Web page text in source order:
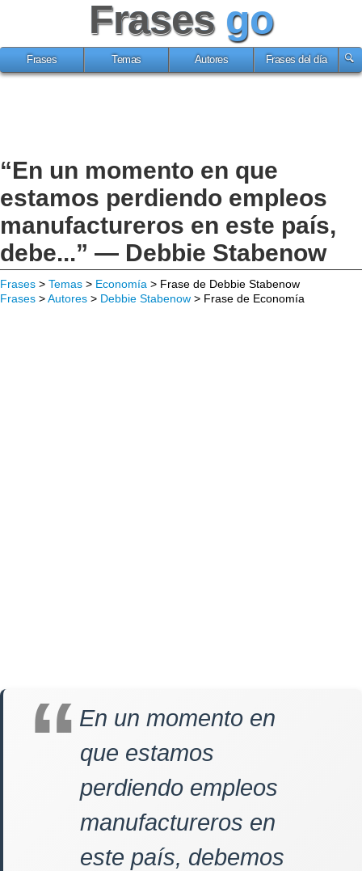
Frases go
Frases Temas Autores Frases del día
“En un momento en que
estamos perdiendo empleos
manufactureros en este país,
debe...” — Debbie Stabenow
Frases > Temas > Economía > Frase de Debbie Stabenow
Frases >Autores > Debbie Stabenow > Frase de Economía
En un momento en
que estamos
perdiendo empleos
manufactureros en
este país, debemos